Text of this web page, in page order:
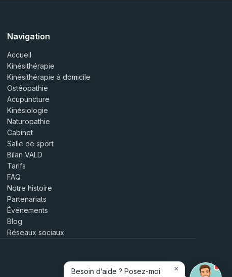
Navigation
Accueil
Kinésithérapie
Kinésithérapie à domicile
Ostéopathie
Acupuncture
Kinésiologie
Naturopathie
Cabinet
Salle de sport
Bilan VALD
Tarifs
FAQ
Notre histoire
Partenariats
Événements
Blog
Réseaux sociaux
×
Besoin d’aide ? Posez-moi